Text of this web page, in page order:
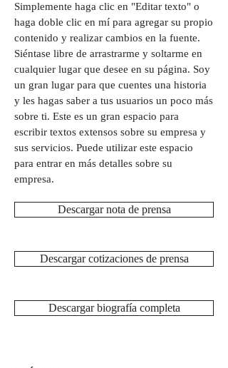
Simplemente haga clic en "Editar texto" o
haga doble clic en mí para agregar su propio
contenido y realizar cambios en la fuente.
Siéntase libre de arrastrarme y soltarme en
cualquier lugar que desee en su página. Soy
un gran lugar para que cuentes una historia
y les hagas saber a tus usuarios un poco más
sobre ti. Este es un gran espacio para
escribir textos extensos sobre su empresa y
sus servicios. Puede utilizar este espacio
para entrar en más detalles sobre su
empresa.
Descargar nota de prensa
Descargar cotizaciones de prensa
Descargar biografía completa